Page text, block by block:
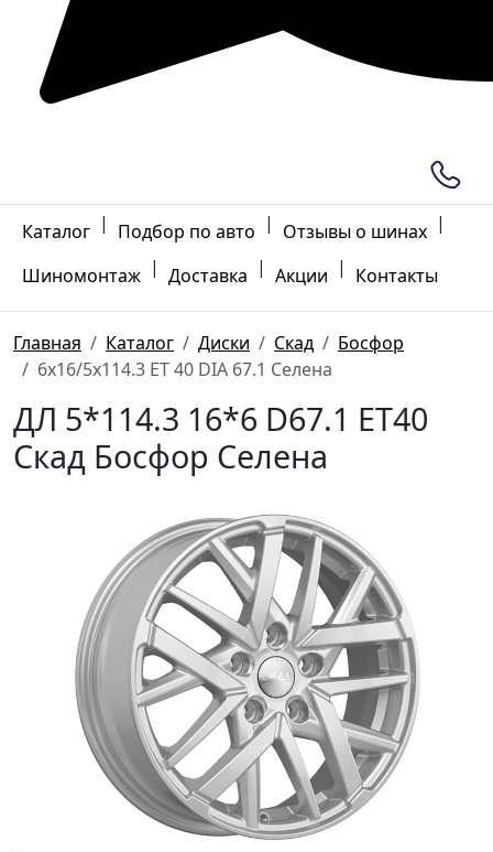
Каталог | Подбор по авто | Отзывы о шинах |
Шиномонтаж | Доставка | Акции | Контакты
Главная Каталог Диски Скад
Босфор
6x16/5x114.3 ET 40 DIA 67.1 Селена
ДЛ 5*114.3 16*6 D67.1 ET40
Скад Босфор Селена